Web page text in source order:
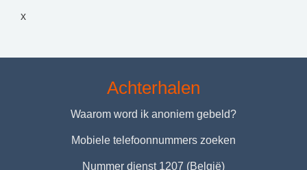
x
Achterhalen
Waarom word ik anoniem gebeld?
Mobiele telefoonnummers zoeken
Nummer dienst 1207 (België)